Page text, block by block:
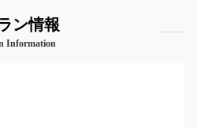
ン情報
Information